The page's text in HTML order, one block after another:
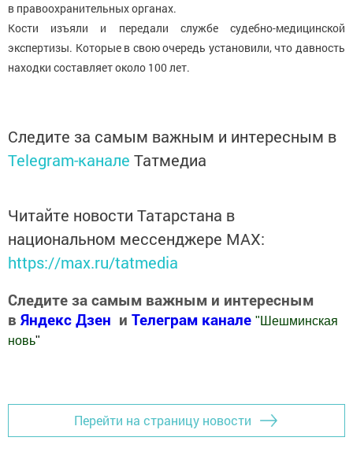
в правоохранительных органах.
Кости изъяли и передали службе судебно-медицинской
экспертизы. Которые в свою очередь установили, что давность
находки составляет около 100 лет.
Следите за самым важным и интересным в
Telegram-канале Татмедиа
Читайте новости Татарстана в
национальном мессенджере MАХ:
https://max.ru/tatmedia
Следите за самым важным и интересным
в Яндекс Дзен и Телеграм канале " Шешминская
новь"
Перейти на страницу новости